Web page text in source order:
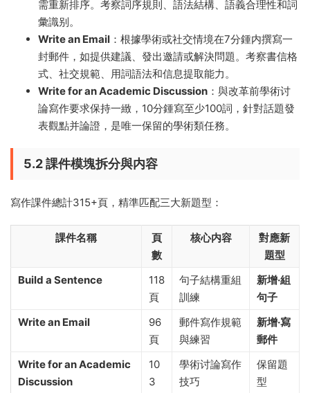
需重新排序。考察詞序規則、語法結構、語義合理性和詞
彙識别。
Write an Email ：根據學術或社交情境在7分鍾内撰寫一
封郵件，如提供建議、發出邀請或解決問題。考察書信格
式、社交規範、用詞語法和信息提取能力。
Write for an Academic Discussion ：與改革前學術讨
論寫作要求保持一緻，10分鍾寫至少100詞，針對話題發
表觀點并論證，是唯一保留的學術類任務。
5.2 課件模塊拆分與内容
寫作課件總計315+頁，精準匹配三大新題型：
課件名稱
頁
數
核心内容
對應新
題型
Build a Sentence
118
頁
句子結構重組
訓練
新增·組
句子
Write an Email
96
頁
郵件寫作規範
與練習
新增·寫
郵件
Write for an Academic
Discussion
10
3
學術讨論寫作
技巧
保留題
型